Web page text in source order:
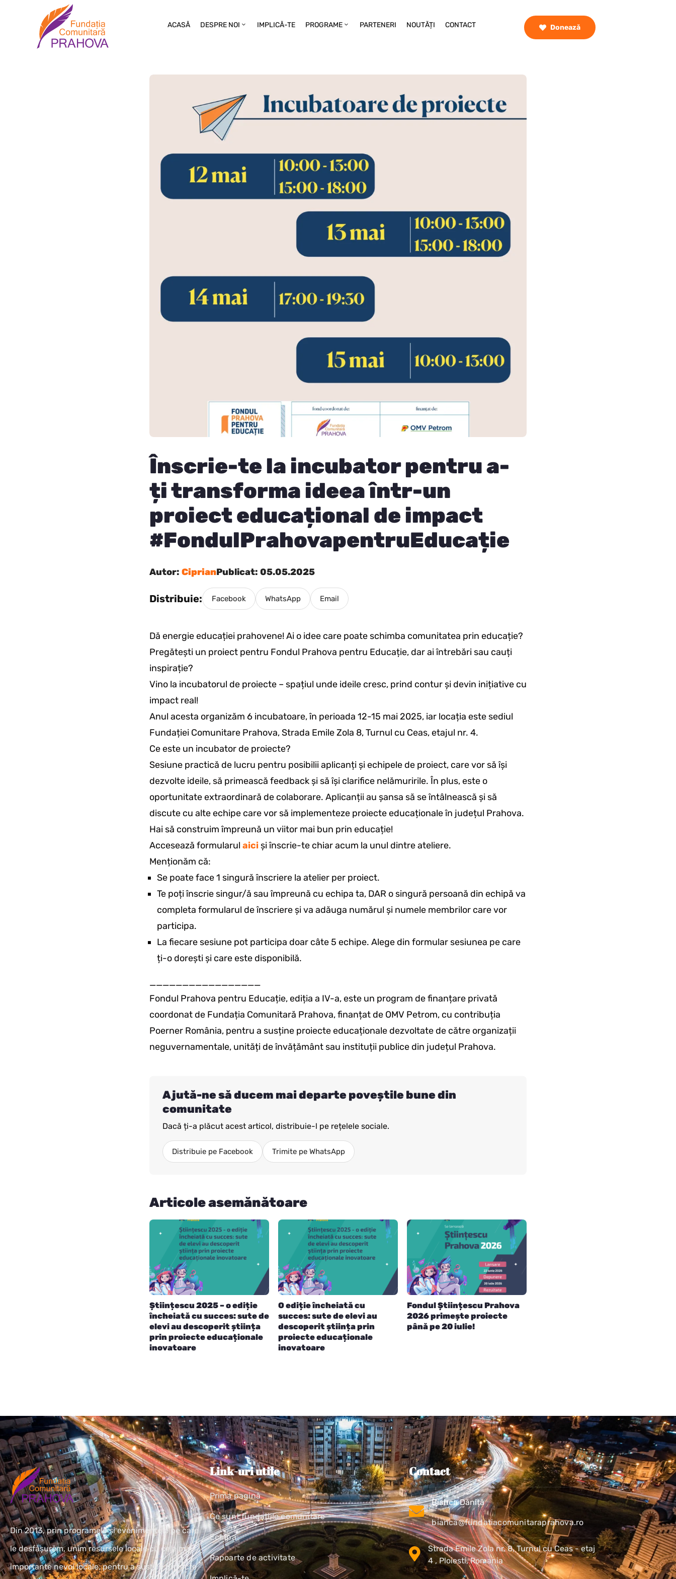
ACASĂ DESPRE NOI IMPLICĂ-TE PROGRAME PARTENERI NOUTĂȚI CONTACT Donează
Înscrie-te la incubator pentru a-
ți transforma ideea într-un
proiect educațional de impact
#FondulPrahovapentruEducație
Autor: CiprianPublicat: 05.05.2025
Distribuie: Facebook WhatsApp Email
Dă energie educației prahovene! Ai o idee care poate schimba comunitatea prin educație?
Pregătești un proiect pentru Fondul Prahova pentru Educație, dar ai întrebări sau cauți
inspirație?
Vino la incubatorul de proiecte – spațiul unde ideile cresc, prind contur și devin inițiative cu
impact real!
Anul acesta organizăm 6 incubatoare, în perioada 12-15 mai 2025, iar locația este sediul
Fundației Comunitare Prahova, Strada Emile Zola 8, Turnul cu Ceas, etajul nr. 4.
Ce este un incubator de proiecte?
Sesiune practică de lucru pentru posibilii aplicanți și echipele de proiect, care vor să își
dezvolte ideile, să primească feedback și să își clarifice nelămuririle. În plus, este o
oportunitate extraordinară de colaborare. Aplicanții au șansa să se întâlnească și să
discute cu alte echipe care vor să implementeze proiecte educaționale în județul Prahova.
Hai să construim împreună un viitor mai bun prin educație!
Accesează formularul aici și înscrie-te chiar acum la unul dintre ateliere.
Menționăm că:
Se poate face 1 singură înscriere la atelier per proiect.
Te poți înscrie singur/ă sau împreună cu echipa ta, DAR o singură persoană din echipă va
completa formularul de înscriere și va adăuga numărul și numele membrilor care vor
participa.
La fiecare sesiune pot participa doar câte 5 echipe. Alege din formular sesiunea pe care
ți-o dorești și care este disponibilă.
_________________
Fondul Prahova pentru Educație, ediția a IV-a, este un program de finanțare privată
coordonat de Fundația Comunitară Prahova, finanțat de OMV Petrom, cu contribuția
Poerner România, pentru a susține proiecte educaționale dezvoltate de către organizații
neguvernamentale, unități de învățământ sau instituții publice din județul Prahova.
Ajută-ne să ducem mai departe poveștile bune din
comunitate
Dacă ți-a plăcut acest articol, distribuie-l pe rețelele sociale.
Distribuie pe Facebook Trimite pe WhatsApp
Articole asemănătoare
Științescu 2025 – o ediție
încheiată cu succes: sute de
elevi au descoperit știința
prin proiecte educaționale
inovatoare
O ediție încheiată cu
succes: sute de elevi au
descoperit știința prin
proiecte educaționale
inovatoare
Fondul Științescu Prahova
2026 primește proiecte
până pe 20 iulie!
Din 2013, prin programele și evenimentele pe care
le desfășurăm, unim resursele locale cu cele mai
importante nevoi locale, pentru a susţine proiecte
Link-uri utile
Prima pagină
Ce sunt fundațiile comunitare
Echipa
Rapoarte de activitate
Contact
Bianca Dăniță
bianca@fundatiacomunitaraprahova.ro
Strada Emile Zola nr. 8, Turnul cu Ceas - etaj
4 , Ploiesti, Romania